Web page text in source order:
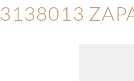
3138013